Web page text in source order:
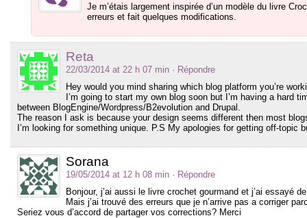
Je m’étais largement inspirée d’un modèle du livre
erreurs et fait quelques modifications.
Reta
22/03/2014 at 22 h 07 min · Répondre
Hey would you mind sharing which blog platform you’re
I’m going to start my own blog soon but I’m having a hard
between BlogEngine/Wordpress/B2evolution and Drupal.
The reason I ask is because your design seems different then most
I’m looking for something unique. P.S My apologies for getting off-topic
Sorana
19/05/2014 at 12 h 08 min · Répondre
Bonjour, j’ai aussi le livre crochet gourmand et j’ai essayé
Mais j’ai trouvé des erreurs que je n’arrive pas a corriger
Seriez vous d’accord de partager vos corrections? Merci